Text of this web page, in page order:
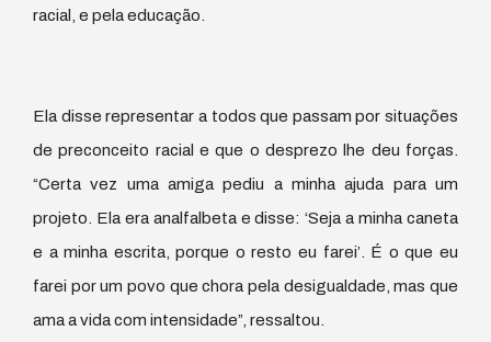
racial, e pela educação.
Ela disse representar a todos que passam por situações
de preconceito racial e que o desprezo lhe deu forças.
“Certa vez uma amiga pediu a minha ajuda para um
projeto. Ela era analfalbeta e disse: ‘Seja a minha caneta
e a minha escrita, porque o resto eu farei’. É o que eu
farei por um povo que chora pela desigualdade, mas que
ama a vida com intensidade”, ressaltou.